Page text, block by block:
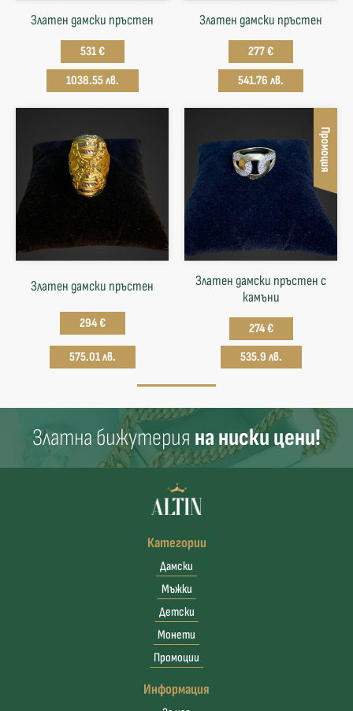
Златен дамски пръстен
531 €
1038.55 лв.
Златен дамски пръстен
277 €
541.76 лв.
Златен дамски пръстен
294 €
575.01 лв.
Промоция
Златен дамски пръстен с
камъни
274 €
535.9 лв.
Златна бижутерия на ниски цени!
Категории
Дамски
Мъжки
Детски
Монети
Промоции
Информация